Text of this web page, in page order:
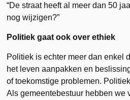
“De straat heeft al meer dan 50
nog wijzigen?”
Politiek gaat ook over ethiek
Politiek is echter meer dan enkel
het leven aanpakken en
of toekomstige problemen.
Als gemeentebestuur hebben we